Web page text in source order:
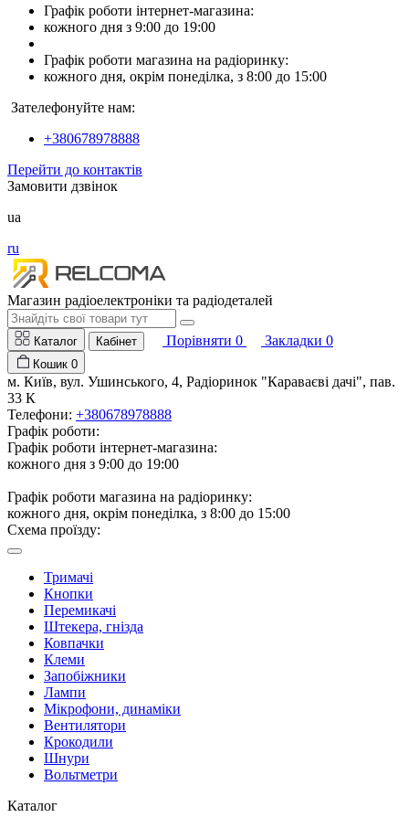
Графік роботи інтернет-магазина:
кожного дня з 9:00 до 19:00
Графік роботи магазина на радіоринку:
кожного дня, окрім понеділка, з 8:00 до 15:00
Зателефонуйте нам:
+380678978888
Перейти до контактів
Замовити дзвінок
ua
ru
Магазин радіоелектроніки та радіодеталей
Каталог Кабінет Порівняти 0 Закладки 0
Кошик 0
м. Київ, вул. Ушинського, 4, Радіоринок "Караваєві дачі", пав.
33 К
Телефони: +380678978888
Графік роботи:
Графік роботи інтернет-магазина:
кожного дня з 9:00 до 19:00
Графік роботи магазина на радіоринку:
кожного дня, окрім понеділка, з 8:00 до 15:00
Схема проїзду:
Тримачі
Кнопки
Перемикачі
Штекера, гнізда
Ковпачки
Клеми
Запобіжники
Лампи
Мікрофони, динаміки
Вентилятори
Крокодили
Шнури
Вольтметри
Каталог